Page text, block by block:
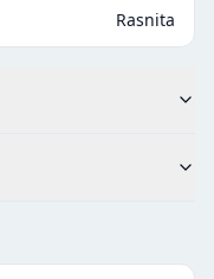
Rasnita